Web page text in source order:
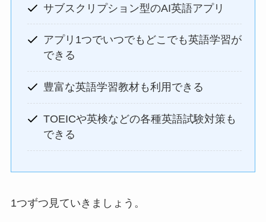
サブスクリプション型のAI英語アプリ
アプリ1つでいつでもどこでも英語学習が
できる
豊富な英語学習教材も利用できる
TOEICや英検などの各種英語試験対策も
できる
1つずつ見ていきましょう。